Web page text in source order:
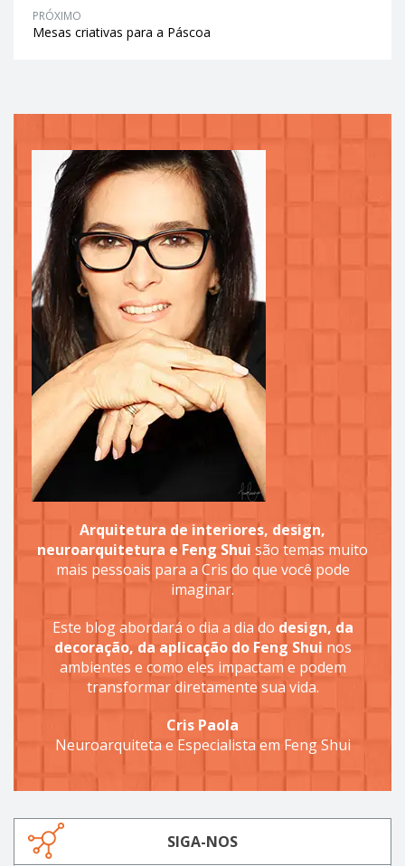
PRÓXIMO
Mesas criativas para a Páscoa
Arquitetura de interiores, design,
neuroarquitetura e Feng Shui são temas muito
mais pessoais para a Cris do que você pode
imaginar.
Este blog abordará o dia a dia do design, da
decoração, da aplicação do Feng Shui nos
ambientes e como eles impactam e podem
transformar diretamente sua vida.
Cris Paola
Neuroarquiteta e Especialista em Feng Shui
SIGA-NOS